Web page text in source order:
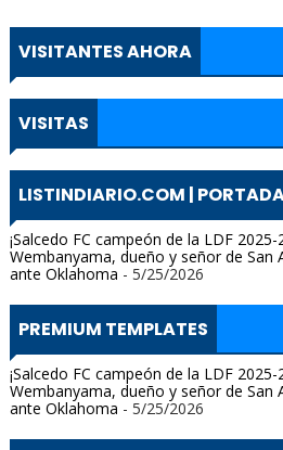
VISITANTES AHORA
VISITAS
LISTINDIARIO.COM |
¡Salcedo FC campeón de la LDF 2025-
Wembanyama, dueño y señor de San
ante Oklahoma - 5/25/2026
PREMIUM TEMPLATES
¡Salcedo FC campeón de la LDF 2025-
Wembanyama, dueño y señor de San
ante Oklahoma - 5/25/2026